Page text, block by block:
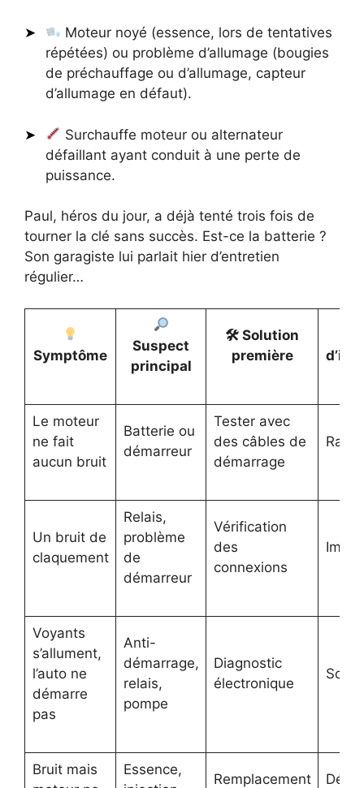
Moteur noyé (essence, lors de tentatives
répétées) ou problème d’allumage (bougies
de préchauffage ou d’allumage, capteur
d’allumage en défaut).
Surchauffe moteur ou alternateur
défaillant ayant conduit à une perte de
puissance.
Paul, héros du jour, a déjà tenté trois fois de
tourner la clé sans succès. Est-ce la batterie ?
Son garagiste lui parlait hier d’entretien
régulier…
Symptôme
Suspect
principal
🛠 Solution
première
Le moteur
ne fait
aucun bruit
Batterie ou
démarreur
Tester avec
des câbles de
démarrage
Un bruit de
claquement
Relais,
problème
de
démarreur
Vérification
des
connexions
Voyants
s’allument,
l’auto ne
démarre
pas
Anti-
démarrage,
relais,
pompe
Diagnostic
électronique
Sous
Bruit mais
Essence,
Remplacement